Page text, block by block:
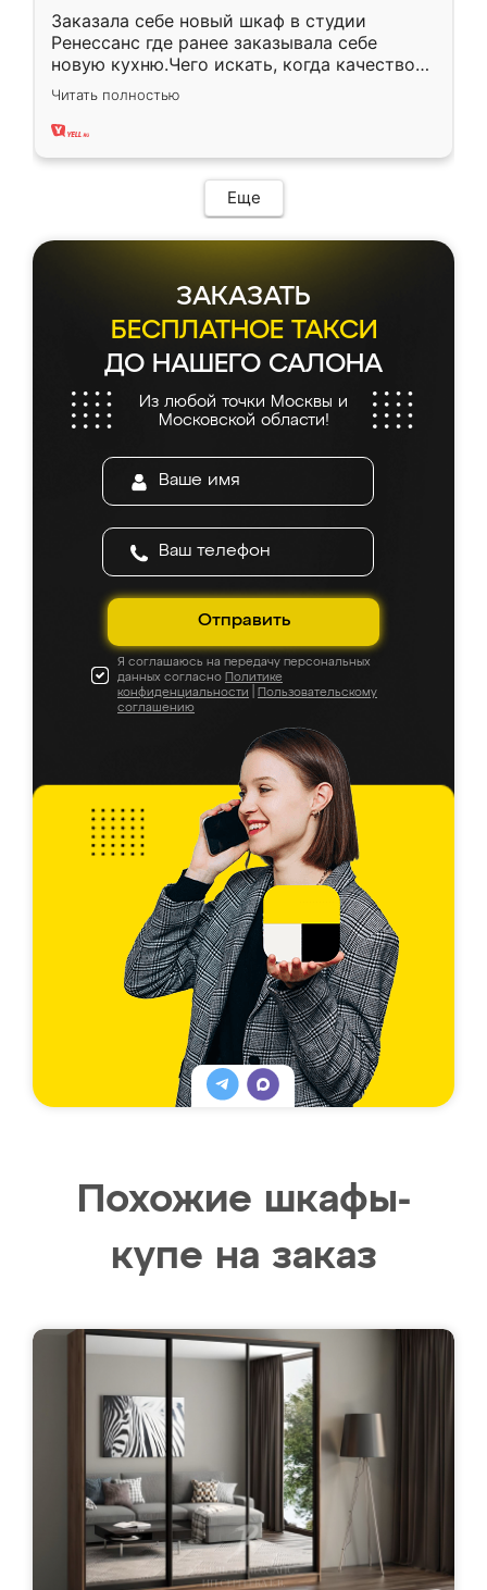
Заказала себе новый шкаф в студии
Ренессанс где ранее заказывала себе
новую кухню.Чего искать, когда качеством
вполне довольна. Служит кухня уже почти
два года, нареканий нет.
Читать полностью
Еще
ЗАКАЗАТЬ
БЕСПЛАТНОЕ ТАКСИ
ДО НАШЕГО САЛОНА
Из любой точки Москвы и
Московской области!
Отправить
Я соглашаюсь на передачу персональных
данных согласно Политике
конфиденциальности
Пользовательскому
соглашению
Похожие шкафы-
купе на заказ